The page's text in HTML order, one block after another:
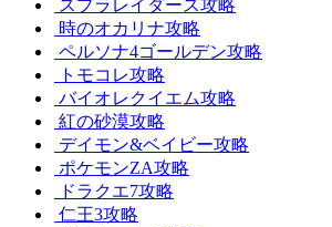
スプラレイダース攻略
時のオカリナ攻略
ペルソナ4ゴールデン攻略
トモコレ攻略
バイオレクイエム攻略
紅の砂漠攻略
デイモン&ベイビー攻略
ポケモンZA攻略
ドラクエ7攻略
仁王3攻略